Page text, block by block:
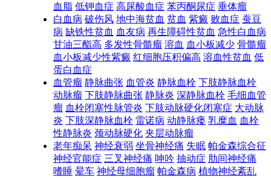
血脂 低钾血症 高尿酸血症 苯丙酮尿症 垂体瘤
白血病 破伤风 地中海贫血 贫血 紫癜 败血症 蚕豆
病 缺铁性贫血 血友病 再生障碍性贫血 急性白血病
甘油三酯高 多发性骨髓瘤 溶血 血小板减少 骨髓瘤
血小板减少性紫癜 红细胞压积偏高 溶血性贫血 低
蛋白血症
血管瘤 静脉曲张 血管炎 静脉血栓 下肢静脉血栓
动脉瘤 下肢静脉曲张 静脉炎 深静脉血栓 毛细血管
瘤 血栓闭塞性脉管炎 下肢动脉硬化闭塞症 大动脉
炎 下肢深静脉血栓 雷诺病 动静脉瘘 乳糜血 血栓
性静脉炎 颈动脉硬化 夹层动脉瘤
老年痴呆 神经衰弱 坐骨神经痛 失眠 帕金森综合征
神经官能症 三叉神经痛 呻吟 抽动症 肋间神经痛
嗜睡 晕车 神经母细胞瘤 帕金森病 植物神经紊乱